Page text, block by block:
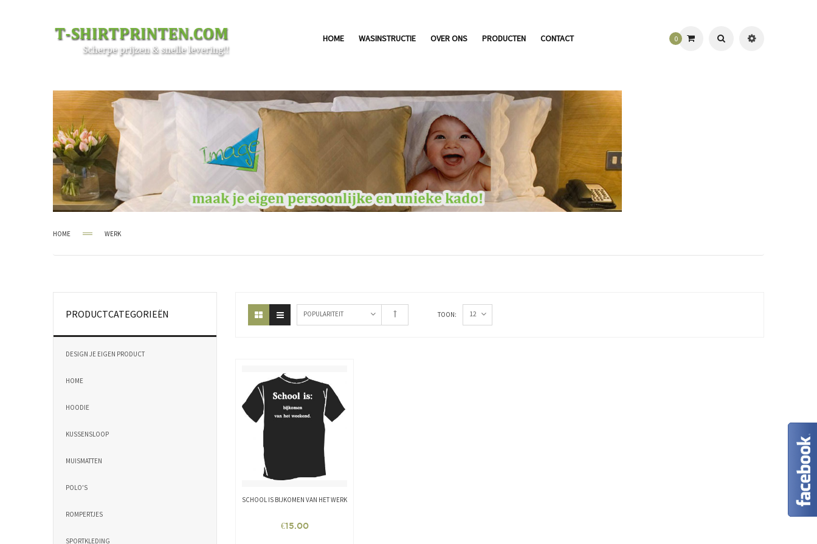
HOME WASINSTRUCTIE OVER ONS PRODUCTEN CONTACT 0
HOME WERK
PRODUCTCATEGORIEËN
DESIGN JE EIGEN PRODUCT
HOME
HOODIE
KUSSENSLOOP
MUISMATTEN
POLO'S
ROMPERTJES
SPORTKLEDING
POPULARITEIT TOON: 12
SCHOOL IS BIJKOMEN VAN HET WERK
€15.00